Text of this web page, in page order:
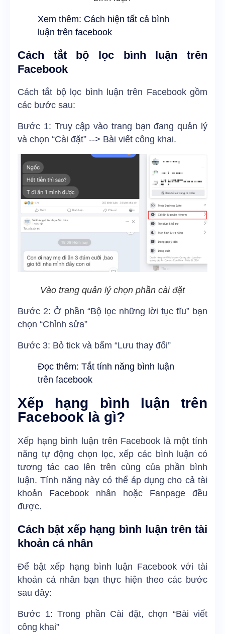
Xem thêm: Cách hiện tất cả bình
luận trên facebook
Cách tắt bộ lọc bình luận trên
Facebook
Cách tắt bộ lọc bình luận trên Facebook gồm
các bước sau:
Bước 1: Truy cập vào trang bạn đang quản lý
và chọn “Cài đặt” --> Bài viết công khai.
Vào trang quản lý chọn phần cài đặt
Bước 2: Ở phần “Bộ lọc những lời tục tĩu” bạn
chọn “Chỉnh sửa”
Bước 3: Bỏ tick và bấm “Lưu thay đổi”
Đọc thêm: Tắt tính năng bình luận
trên facebook
Xếp hạng bình luận trên
Facebook là gì?
Xếp hạng bình luận trên Facebook là một tính
năng tự động chọn lọc, xếp các bình luận có
tương tác cao lên trên cùng của phần bình
luận. Tính năng này có thể áp dụng cho cả tài
khoản Facebook nhân hoặc Fanpage đều
được.
Cách bật xếp hạng bình luận trên tài
khoản cá nhân
Để bật xếp hạng bình luận Facebook với tài
khoản cá nhân bạn thực hiện theo các bước
sau đây:
Bước 1: Trong phần Cài đặt, chọn “Bài viết
công khai”